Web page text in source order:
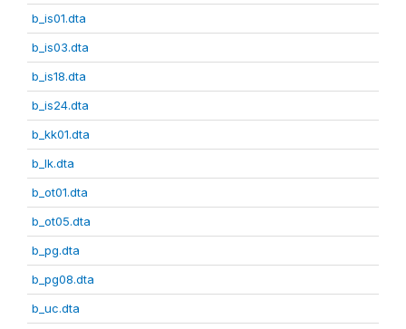
b_is01.dta
b_is03.dta
b_is18.dta
b_is24.dta
b_kk01.dta
b_lk.dta
b_ot01.dta
b_ot05.dta
b_pg.dta
b_pg08.dta
b_uc.dta